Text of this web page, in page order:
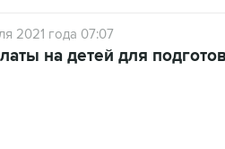
2021 года 07:07
на детей для